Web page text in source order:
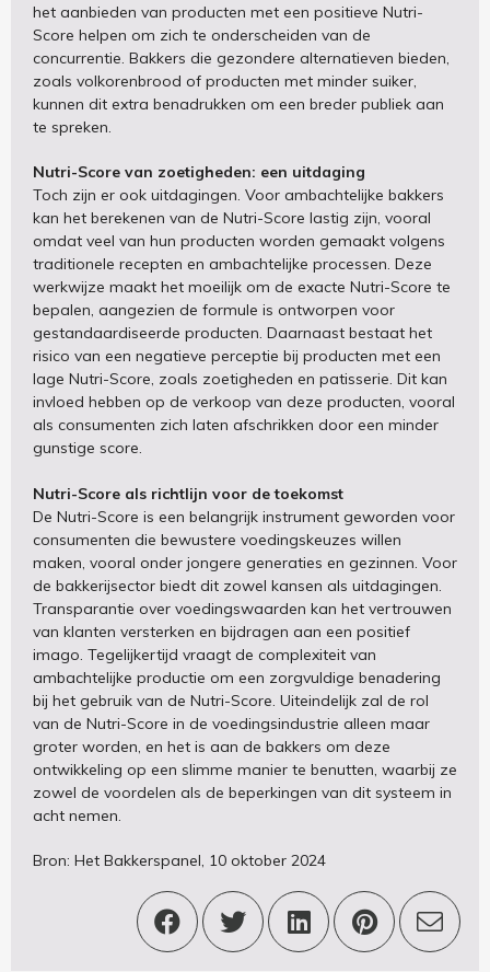
het aanbieden van producten met een positieve Nutri-
Score helpen om zich te onderscheiden van de
concurrentie. Bakkers die gezondere alternatieven bieden,
zoals volkorenbrood of producten met minder suiker,
kunnen dit extra benadrukken om een breder publiek aan
te spreken.
Nutri-Score van zoetigheden: een uitdaging
Toch zijn er ook uitdagingen. Voor ambachtelijke bakkers
kan het berekenen van de Nutri-Score lastig zijn, vooral
omdat veel van hun producten worden gemaakt volgens
traditionele recepten en ambachtelijke processen. Deze
werkwijze maakt het moeilijk om de exacte Nutri-Score te
bepalen, aangezien de formule is ontworpen voor
gestandaardiseerde producten. Daarnaast bestaat het
risico van een negatieve perceptie bij producten met een
lage Nutri-Score, zoals zoetigheden en patisserie. Dit kan
invloed hebben op de verkoop van deze producten, vooral
als consumenten zich laten afschrikken door een minder
gunstige score.
Nutri-Score als richtlijn voor de toekomst
De Nutri-Score is een belangrijk instrument geworden voor
consumenten die bewustere voedingskeuzes willen
maken, vooral onder jongere generaties en gezinnen. Voor
de bakkerijsector biedt dit zowel kansen als uitdagingen.
Transparantie over voedingswaarden kan het vertrouwen
van klanten versterken en bijdragen aan een positief
imago. Tegelijkertijd vraagt de complexiteit van
ambachtelijke productie om een zorgvuldige benadering
bij het gebruik van de Nutri-Score. Uiteindelijk zal de rol
van de Nutri-Score in de voedingsindustrie alleen maar
groter worden, en het is aan de bakkers om deze
ontwikkeling op een slimme manier te benutten, waarbij ze
zowel de voordelen als de beperkingen van dit systeem in
acht nemen.
Bron: Het Bakkerspanel, 10 oktober 2024